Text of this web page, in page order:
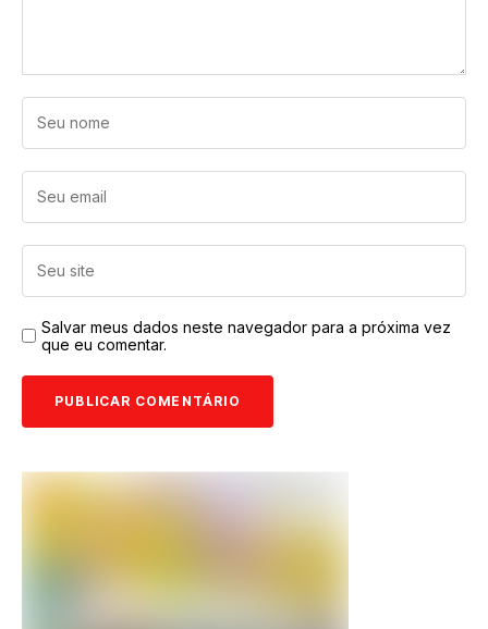
Salvar meus dados neste navegador para a próxima vez
que eu comentar.